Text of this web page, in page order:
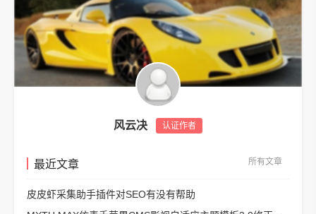
风云决 认证作者
最近文章 所有文章
皮皮虾采集助手插件对SEO有没有帮助